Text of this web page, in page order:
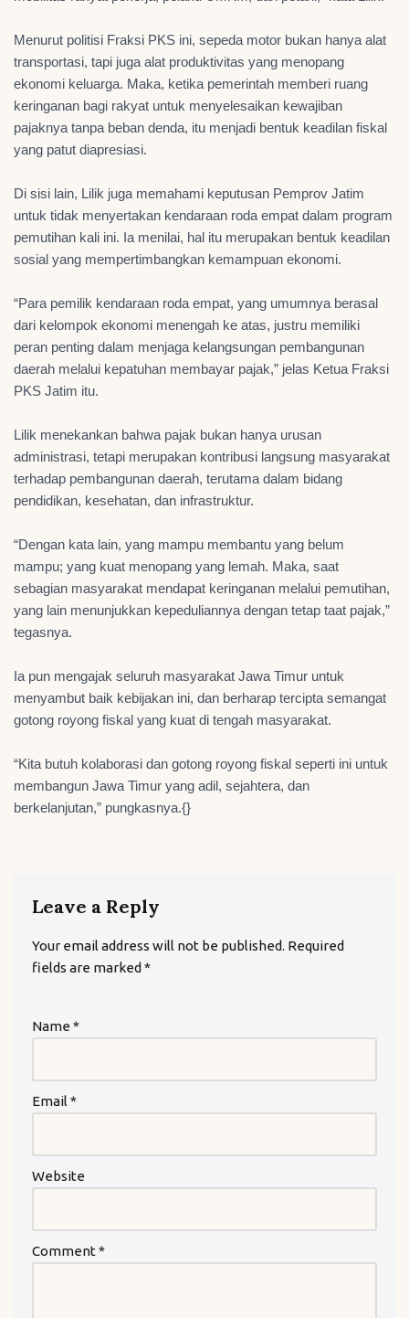
Menurut politisi Fraksi PKS ini, sepeda motor bukan hanya alat
transportasi, tapi juga alat produktivitas yang menopang
ekonomi keluarga. Maka, ketika pemerintah memberi ruang
keringanan bagi rakyat untuk menyelesaikan kewajiban
pajaknya tanpa beban denda, itu menjadi bentuk keadilan fiskal
yang patut diapresiasi.
Di sisi lain, Lilik juga memahami keputusan Pemprov Jatim
untuk tidak menyertakan kendaraan roda empat dalam program
pemutihan kali ini. Ia menilai, hal itu merupakan bentuk keadilan
sosial yang mempertimbangkan kemampuan ekonomi.
“Para pemilik kendaraan roda empat, yang umumnya berasal
dari kelompok ekonomi menengah ke atas, justru memiliki
peran penting dalam menjaga kelangsungan pembangunan
daerah melalui kepatuhan membayar pajak,” jelas Ketua Fraksi
PKS Jatim itu.
Lilik menekankan bahwa pajak bukan hanya urusan
administrasi, tetapi merupakan kontribusi langsung masyarakat
terhadap pembangunan daerah, terutama dalam bidang
pendidikan, kesehatan, dan infrastruktur.
“Dengan kata lain, yang mampu membantu yang belum
mampu; yang kuat menopang yang lemah. Maka, saat
sebagian masyarakat mendapat keringanan melalui pemutihan,
yang lain menunjukkan kepeduliannya dengan tetap taat pajak,”
tegasnya.
Ia pun mengajak seluruh masyarakat Jawa Timur untuk
menyambut baik kebijakan ini, dan berharap tercipta semangat
gotong royong fiskal yang kuat di tengah masyarakat.
“Kita butuh kolaborasi dan gotong royong fiskal seperti ini untuk
membangun Jawa Timur yang adil, sejahtera, dan
berkelanjutan,” pungkasnya.{}
Leave a Reply
Your email address will not be published. Required
fields are marked *
Name*
Email *
Website
Comment*